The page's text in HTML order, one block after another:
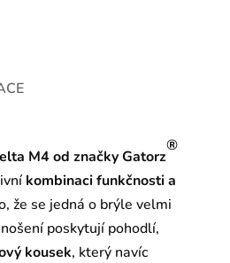
M4 od značky Gatorz
®
kombinaci funkčnosti a
že se jedná o brýle velmi
poskytují pohodlí,
kousek, který navíc